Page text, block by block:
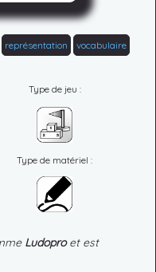
représentation vocabulaire
Type de jeu :
Type de matériel :
Ludoproet est